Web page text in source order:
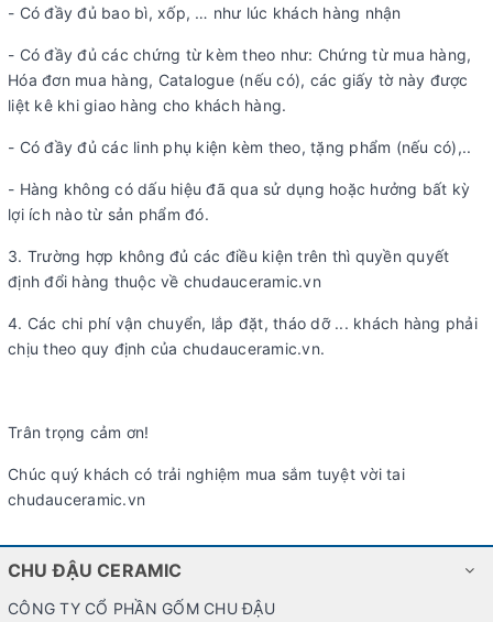
- Có đầy đủ bao bì, xốp, … như lúc khách hàng nhận
- Có đầy đủ các chứng từ kèm theo như: Chứng từ mua hàng,
Hóa đơn mua hàng, Catalogue (nếu có), các giấy tờ này được
liệt kê khi giao hàng cho khách hàng.
- Có đầy đủ các linh phụ kiện kèm theo, tặng phẩm (nếu có),..
- Hàng không có dấu hiệu đã qua sử dụng hoặc hưởng bất kỳ
lợi ích nào từ sản phẩm đó.
3. Trường hợp không đủ các điều kiện trên thì quyền quyết
định đổi hàng thuộc về chudauceramic.vn
4. Các chi phí vận chuyển, lắp đặt, tháo dỡ ... khách hàng phải
chịu theo quy định của chudauceramic.vn.
Trân trọng cảm ơn!
Chúc quý khách có trải nghiệm mua sắm tuyệt vời tai
chudauceramic.vn
CHU ĐẬU CERAMIC
CÔNG TY CỔ PHẦN GỐM CHU ĐẬU